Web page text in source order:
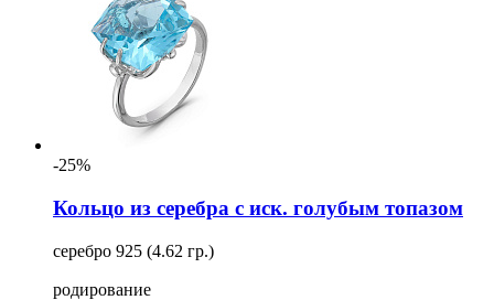
-25%
Кольцо из серебра с иск. голубым топазом
серебро 925 (4.62 гр.)
родирование